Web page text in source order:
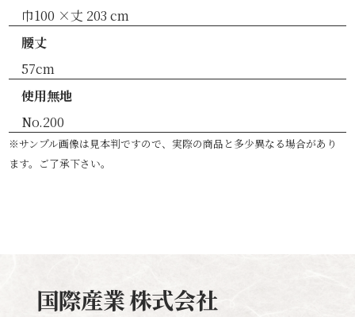
巾100 ×丈 203 cm
腰丈
57cm
使用無地
No.200
※サンプル画像は見本判ですので、実際の商品と多少異なる場合があり
ます。ご了承下さい。
国際産業株式会社